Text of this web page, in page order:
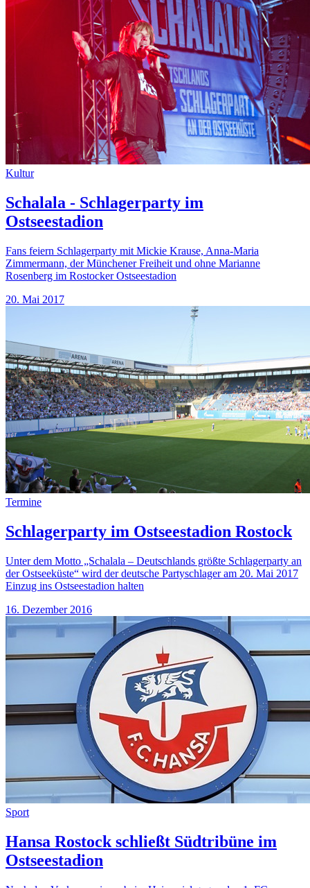
Kultur
Schalala - Schlagerparty im
Ostseestadion
Fans feiern Schlagerparty mit Mickie Krause, Anna-Maria
Zimmermann, der Münchener Freiheit und ohne Marianne
Rosenberg im Rostocker Ostseestadion
20. Mai 2017
Termine
Schlagerparty im Ostseestadion Rostock
Unter dem Motto „Schalala – Deutschlands größte Schlagerparty an
der Ostseeküste“ wird der deutsche Partyschlager am 20. Mai 2017
Einzug ins Ostseestadion halten
16. Dezember 2016
Sport
Hansa Rostock schließt Südtribüne im
Ostseestadion